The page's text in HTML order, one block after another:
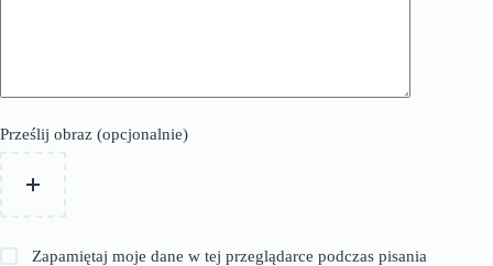
Prześlij obraz (opcjonalnie)
Zapamiętaj moje dane w tej przeglądarce podczas pisania